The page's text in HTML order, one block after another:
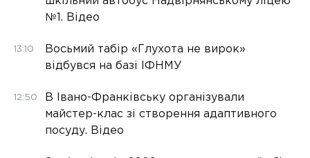
№1. Відео
13:10
Восьмий табір «Глухота не вирок»
відбувся на базі ІФНМУ
12:50
В Івано-Франківську організували
майстер-клас зі створення адаптивного
посуду. Відео